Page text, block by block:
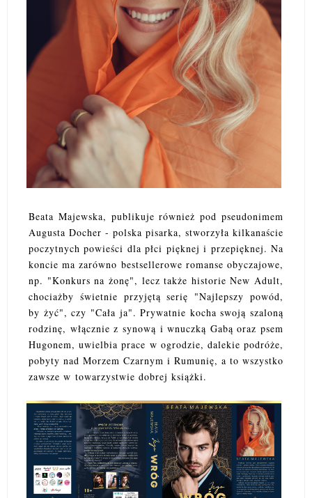
Beata Majewska, publikuje również pod pseudonimem
Augusta Docher - polska pisarka, stworzyła kilkanaście
poczytnych powieści dla płci pięknej i przepięknej. Na
koncie ma zarówno bestsellerowe romanse obyczajowe,
np. "Konkurs na żonę", lecz także historie New Adult,
chociażby świetnie przyjętą serię "Najlepszy powód,
by żyć", czy "Cała ja". Prywatnie kocha swoją szaloną
rodzinę, włącznie z synową i wnuczką Gabą oraz psem
Hugonem, uwielbia prace w ogrodzie, dalekie podróże,
pobyty nad Morzem Czarnym i Rumunię, a to wszystko
zawsze w towarzystwie dobrej książki.